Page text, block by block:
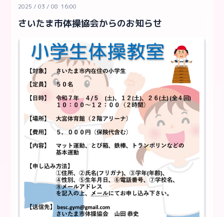
2025 /03 /08 16:00
さいたま市体操協会からのお知らせ